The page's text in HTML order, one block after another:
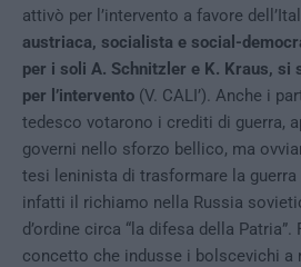
attivò per l’intervento a favore
austriaca, socialista e social-
per i soli A. Schnitzler e K. Kraus, si
per l’intervento (V. CALI’). Anche i
tedesco votarono i crediti di guerra,
governi nello sforzo bellico, ma
tesi leninista di trasformare la
infatti il richiamo nella Russia
d’ordine circa “la difesa della
concetto che indusse i bolscevichi a